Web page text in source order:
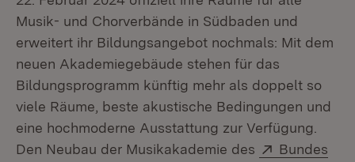
Musik- und Chorverbände in Südbaden und
erweitert ihr Bildungsangebot nochmals: Mit dem
neuen Akademiegebäude stehen für das
Bildungsprogramm künftig mehr als doppelt so
viele Räume, beste akustische Bedingungen und
eine hochmoderne Ausstattung zur Verfügung.
Den Neubau der Musikakademie des
Extern:
Bundes